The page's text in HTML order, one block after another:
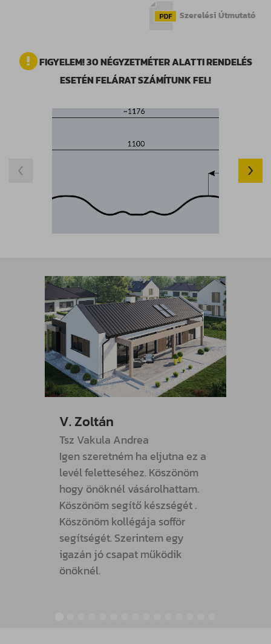
Szerelési Útmutató
FIGYELEM! 30 NÉGYZETMÉTER ALATTI RENDELÉS
ESETÉN FELÁRAT SZÁMÍTUNK FEL!
V. Zoltán
Tsz Vakula Andrea
Igen szeretném ha eljutna ez a
levél feletteséhez. Köszönöm
hogy önöknél vásárolhattam.
Köszönöm segítő készségét .
Köszönöm kollégája sofför
segítségét. Szerintem egy
igazán jó csapat működik
önöknél.